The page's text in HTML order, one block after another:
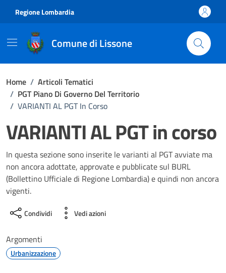
Regione Lombardia
Comune di Lissone
Home / Articoli Tematici
/ PGT Piano Di Governo Del Territorio
/ VARIANTI AL PGT In Corso
VARIANTI AL PGT in corso
In questa sezione sono inserite le varianti al PGT avviate ma
non ancora adottate, approvate e pubblicate sul BURL
(Bollettino Ufficiale di Regione Lombardia) e quindi non ancora
vigenti.
Condividi Vedi azioni
Argomenti
Urbanizzazione